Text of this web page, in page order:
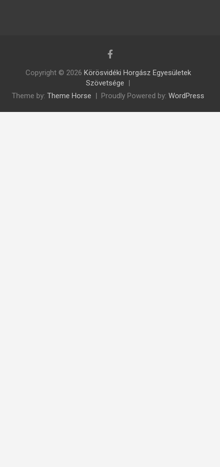
Copyright © 2026 Körösvidéki Horgász Egyesületek
Szövetsége
Theme by: Theme Horse Proudly Powered by: WordPress